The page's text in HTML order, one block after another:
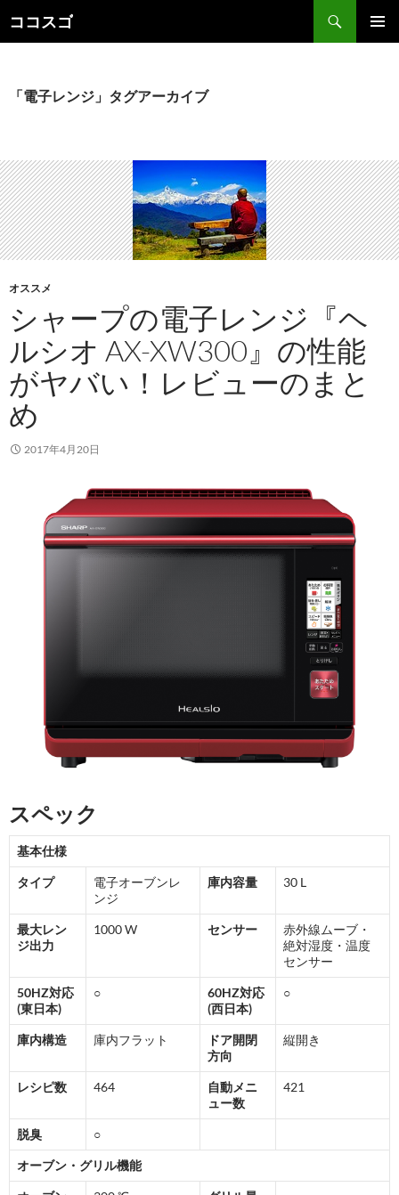
ココスゴ
索
ン
キ
ッ
プ
「電子レンジ」タグアーカイブ
オススメ
シャープの電子レンジ『ヘ
ルシオ AX-XW300』の性能
がヤバい！レビューのまと
め
2017年4月20日
スペック
基本仕様
タイプ
電子オーブンレ
ンジ
庫内容量 30 L
最大レン
ジ出力
1000 W センサー
赤外線ムーブ・
絶対湿度・温度
センサー
50HZ対応
(東日本)
○
60HZ対応
(西日本)
○
庫内構造 庫内フラット
ドア開閉
方向
縦開き
レシピ数 464
自動メニ
ュー数
421
脱臭 ○
オーブン・グリル機能